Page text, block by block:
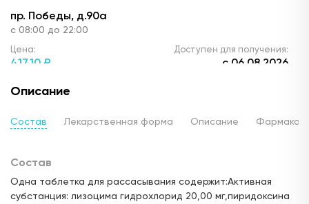
пр. Победы, д.90а
с 08:00 до 22:00
Цена:
417,10 ₽
Доступен для получения:
с 06.08.2026
Доступно: 16491
ул. Ю. Фучика, д.90 (ТЦ "Франт")
396,00 ₽
Доступно: 16491 Под заказ: 16490
Описание
Состав Лекарственная форма Описание
Состав
Одна таблетка для рассасывания содержит:Активная
субстанция: лизоцима гидрохлорид 20,00 мг,пиридоксина